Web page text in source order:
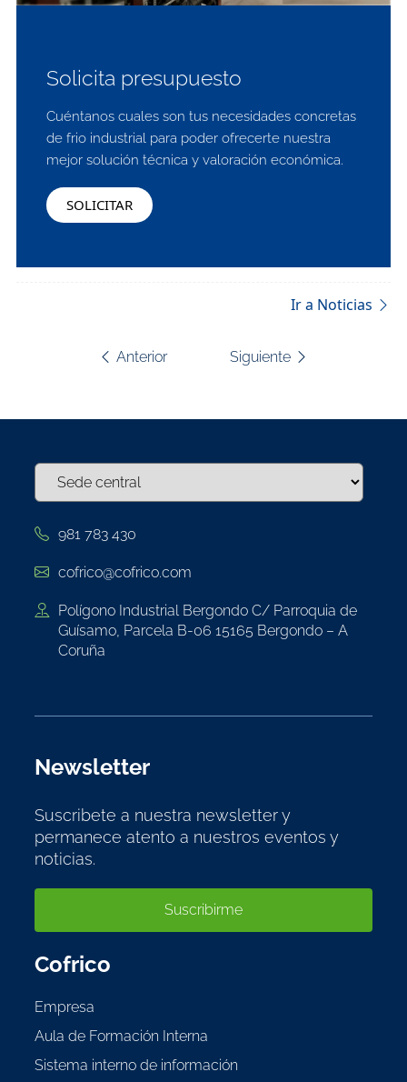
Solicita presupuesto
Cuéntanos cuales son tus necesidades concretas
de frio industrial para poder ofrecerte nuestra
mejor solución técnica y valoración económica.
SOLICITAR
Ir a Noticias
Navegación
Anterior Siguiente
981 783 430
cofrico@cofrico.com
Polígono Industrial Bergondo C/ Parroquia de
Guísamo, Parcela B-06 15165 Bergondo – A
Coruña
Newsletter
Suscribete a nuestra newsletter y
permanece atento a nuestros eventos y
noticias.
Suscribirme
Cofrico
Empresa
Aula de Formación Interna
Sistema interno de información